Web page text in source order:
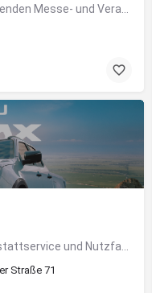
Straße 71